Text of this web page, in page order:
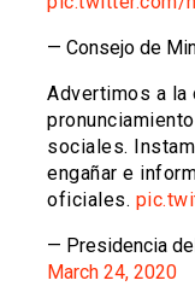
— Consejo de
Advertimos a la
sociales.
engañar e
oficiales.
— Presidencia
March 24, 2020